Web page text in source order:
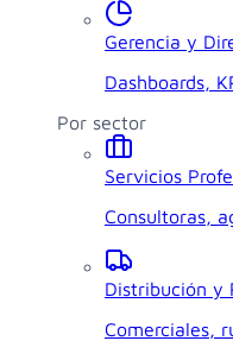
Gerencia y
Dashboards,
Por sector
Servicios
Consultoras,
Distribución y
Comerciales,